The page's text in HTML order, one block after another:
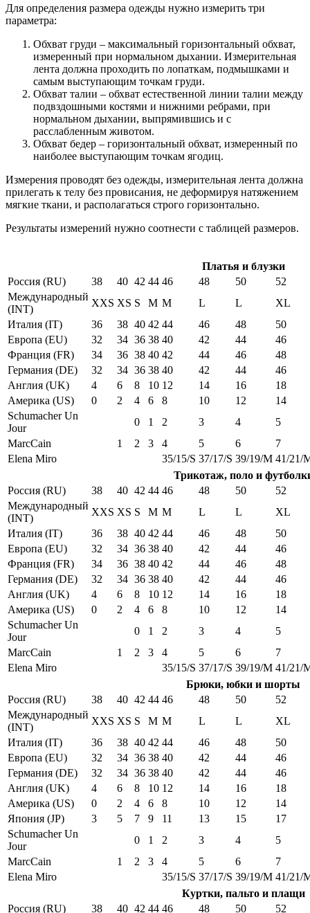
Для определения размера одежды нужно измерить три
параметра:
Обхват груди – максимальный горизонтальный обхват,
измеренный при нормальном дыхании. Измерительная
лента должна проходить по лопаткам, подмышками и
самым выступающим точкам груди.
Обхват талии – обхват естественной линии талии между
подвздошными костями и нижними ребрами, при
нормальном дыхании, выпрямившись и с
расслабленным животом.
Обхват бедер – горизонтальный обхват, измеренный по
наиболее выступающим точкам ягодиц.
Измерения проводят без одежды, измерительная лента должна
прилегать к телу без провисания, не деформируя натяжением
мягкие ткани, и располагаться строго горизонтально.
Результаты измерений нужно соотнести с таблицей размеров.
Платья и блузки
Россия (RU)
38 40 42 44 46 48 50
52
Международный
(INT)
XXS XS S M M L L
XL
Италия (IT)
36 38 40 42 44 46 48
50
Европа (EU)
32 34 36 38 40 42 44
46
Франция (FR)
34 36 38 40 42 44 46
48
Германия (DE)
32 34 36 38 40 42 44
46
Англия (UK)
4 6 8 10 12 14 16
18
Америка (US)
0 2 4 6 8 10 12
14
Schumacher Un
Jour
0 1 2 3 4
5
MarcCain
1 2 3 4 5 6
7
Elena Miro
35/15/S 37/17/S 39/19/M 41/21/
Трикотаж, поло и
Россия (RU)
38 40 42 44 46 48 50
52
Международный
(INT)
XXS XS S M M L L
XL
Италия (IT)
36 38 40 42 44 46 48
50
Европа (EU)
32 34 36 38 40 42 44
46
Франция (FR)
34 36 38 40 42 44 46
48
Германия (DE)
32 34 36 38 40 42 44
46
Англия (UK)
4 6 8 10 12 14 16
18
Америка (US)
0 2 4 6 8 10 12
14
Schumacher Un
Jour
0 1 2 3 4
5
MarcCain
1 2 3 4 5 6
7
Elena Miro
35/15/S 37/17/S 39/19/M 41/21/
Брюки, юбки и шорты
Россия (RU)
38 40 42 44 46 48 50
52
Международный
(INT)
XXS XS S M M L L
XL
Италия (IT)
36 38 40 42 44 46 48
50
Европа (EU)
32 34 36 38 40 42 44
46
Германия (DE)
32 34 36 38 40 42 44
46
Англия (UK)
4 6 8 10 12 14 16
18
Америка (US)
0 2 4 6 8 10 12
14
Япония (JP)
3 5 7 9 11 13 15
17
Schumacher Un
Jour
0 1 2 3 4
5
MarcCain
1 2 3 4 5 6
7
Elena Miro
35/15/S 37/17/S 39/19/M 41/21/
Куртки, пальто и плащи
Россия (RU)
38 40 42 44 46 48 50 52